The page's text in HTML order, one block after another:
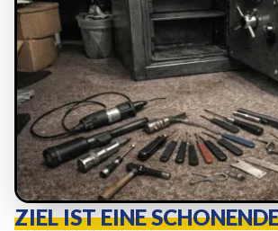
ZIEL IST EINE